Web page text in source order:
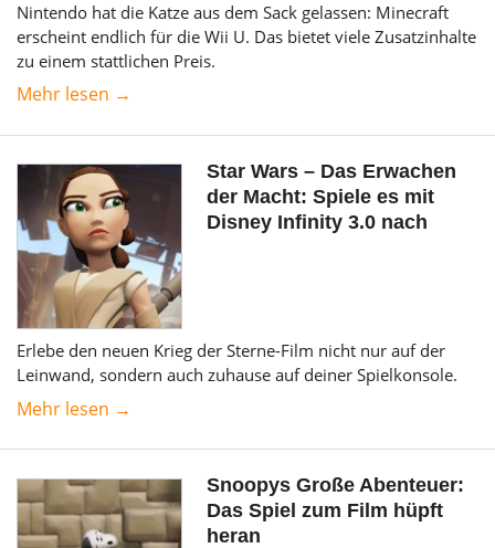
Nintendo hat die Katze aus dem Sack gelassen: Minecraft
erscheint endlich für die Wii U. Das bietet viele Zusatzinhalte
zu einem stattlichen Preis.
Mehr lesen →
Star Wars – Das Erwachen
der Macht: Spiele es mit
Disney Infinity 3.0 nach
Erlebe den neuen Krieg der Sterne-Film nicht nur auf der
Leinwand, sondern auch zuhause auf deiner Spielkonsole.
Mehr lesen →
Snoopys Große Abenteuer:
Das Spiel zum Film hüpft
heran